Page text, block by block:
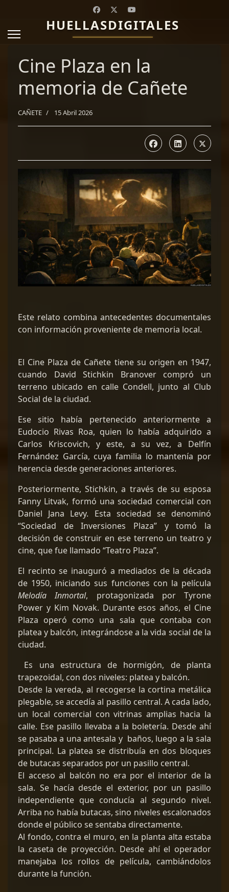
HUELLASDIGITALES
Cine Plaza en la
memoria de Cañete
CAÑETE 15 Abril 2026
Este relato combina antecedentes documentales
con información proveniente de memoria local.
El Cine Plaza de Cañete tiene su origen en 1947,
cuando David Stichkin Branover compró un
terreno ubicado en calle Condell, junto al Club
Social de la ciudad.
Ese sitio había pertenecido anteriormente a
Eudocio Rivas Roa, quien lo había adquirido a
Carlos Kriscovich, y este, a su vez, a Delfín
Fernández García, cuya familia lo mantenía por
herencia desde generaciones anteriores.
Posteriormente, Stichkin, a través de su esposa
Fanny Litvak, formó una sociedad comercial con
Daniel Jana Levy. Esta sociedad se denominó
“Sociedad de Inversiones Plaza” y tomó la
decisión de construir en ese terreno un teatro y
cine, que fue llamado “Teatro Plaza”.
El recinto se inauguró a mediados de la década
de 1950, iniciando sus funciones con la película
Melodía Inmortal, protagonizada por Tyrone
Power y Kim Novak. Durante esos años, el Cine
Plaza operó como una sala que contaba con
platea y balcón, integrándose a la vida social de la
ciudad.
Es una estructura de hormigón, de planta
trapezoidal, con dos niveles: platea y balcón.
Desde la vereda, al recogerse la cortina metálica
plegable, se accedía al pasillo central. A cada lado,
un local comercial con vitrinas amplias hacia la
calle. Ese pasillo llevaba a la boletería. Desde ahí
se pasaba a una antesala y baños, luego a la sala
principal. La platea se distribuía en dos bloques
de butacas separados por un pasillo central.
El acceso al balcón no era por el interior de la
sala. Se hacía desde el exterior, por un pasillo
independiente que conducía al segundo nivel.
Arriba no había butacas, sino niveles escalonados
donde el público se sentaba directamente.
Al fondo, contra el muro, en la planta alta estaba
la caseta de proyección. Desde ahí el operador
manejaba los rollos de película, cambiándolos
durante la función.